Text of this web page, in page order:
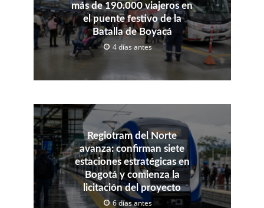
más de 190.000 viajeros en
el puente festivo de la
Batalla de Boyacá
4 días antes
Regiotram del Norte
avanza: confirman siete
estaciones estratégicas en
Bogotá y comienza la
licitación del proyecto
6 días antes